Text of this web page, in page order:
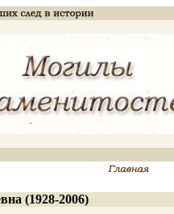
(1928-2006)